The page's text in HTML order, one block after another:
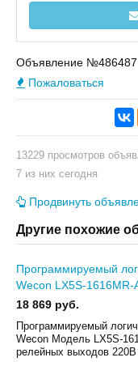
Объявление №486487
Пожаловаться
13229 просмотров
7 из них сегодня
Продвинуть
Другие похожие
Программируемый
Wecon LX5S-1616MR-
18 869 руб.
Программируемый
Wecon Модель LX5S-
релейных выходов 220В